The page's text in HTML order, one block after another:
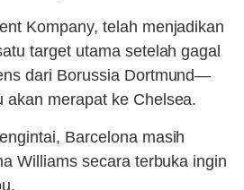
Kompany, telah menjadikan
target utama setelah gagal
dari Borussia Dortmund—
akan merapat ke Chelsea.
Barcelona masih
Williams secara terbuka ingin